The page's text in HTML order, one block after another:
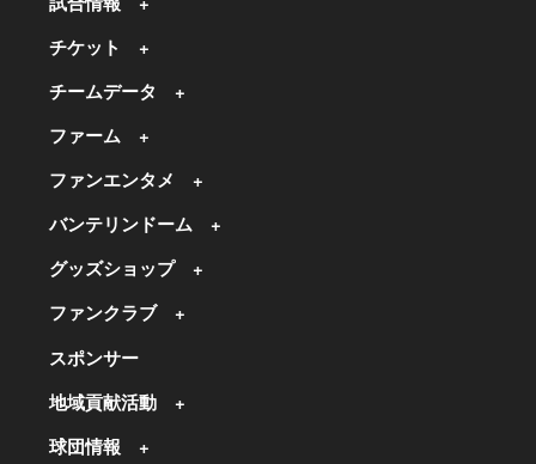
チケット
チームデータ
ファーム
ファンエンタメ
バンテリンドーム
グッズショップ
ファンクラブ
スポンサー
地域貢献活動
球団情報